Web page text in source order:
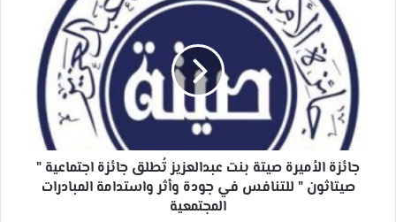
عبدالعزيز
جائزة
اجتماعية
صيتاثون
جائزة الأميرة صيتة بنت عبدالعزيز تُطلق جائزة اجتماعية "
صيتاثون " للتنافس في جودة وأثر واستدامة المبادرات
المجتمعية